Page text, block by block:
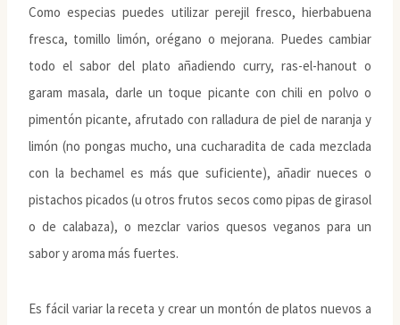
Como especias puedes utilizar perejil fresco, hierbabuena
fresca, tomillo limón, orégano o mejorana. Puedes cambiar
todo el sabor del plato añadiendo curry, ras-el-hanout o
garam masala, darle un toque picante con chili en polvo o
pimentón picante, afrutado con ralladura de piel de naranja y
limón (no pongas mucho, una cucharadita de cada mezclada
con la bechamel es más que suficiente), añadir nueces o
pistachos picados (u otros frutos secos como pipas de girasol
o de calabaza), o mezclar varios quesos veganos para un
sabor y aroma más fuertes.
Es fácil variar la receta y crear un montón de platos nuevos a